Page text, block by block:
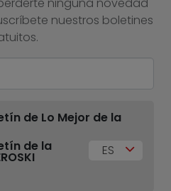
nuestros boletines
de Lo Mejor de la
de la
ES